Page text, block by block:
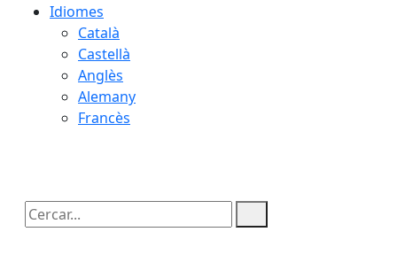
Idiomes
Català
Castellà
Anglès
Alemany
Francès
Cercar: